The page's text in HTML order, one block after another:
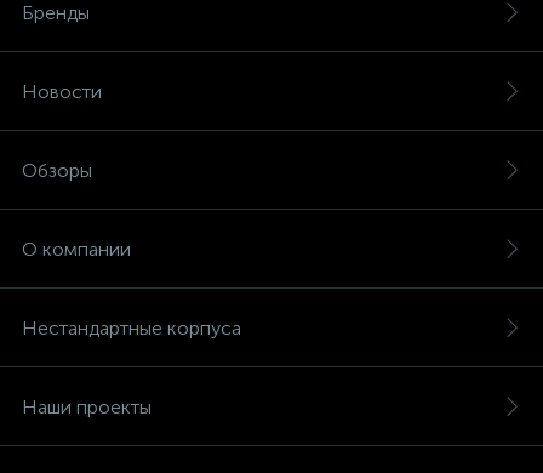
Бренды
Новости
Обзоры
О компании
Нестандартные корпуса
Наши проекты